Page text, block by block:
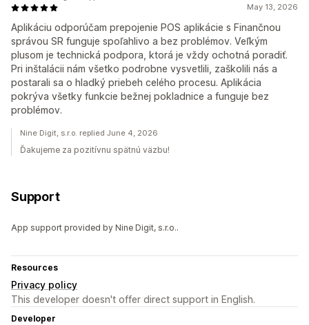
May 13, 2026
Aplikáciu odporúčam prepojenie POS aplikácie s Finančnou
správou SR funguje spoľahlivo a bez problémov. Veľkým
plusom je technická podpora, ktorá je vždy ochotná poradiť.
Pri inštalácii nám všetko podrobne vysvetlili, zaškolili nás a
postarali sa o hladký priebeh celého procesu. Aplikácia
pokrýva všetky funkcie bežnej pokladnice a funguje bez
problémov.
Nine Digit, s.r.o. replied June 4, 2026
Ďakujeme za pozitívnu spätnú väzbu!
Support
App support provided by Nine Digit, s.r.o..
Resources
Privacy policy
This developer doesn't offer direct support in English.
Developer